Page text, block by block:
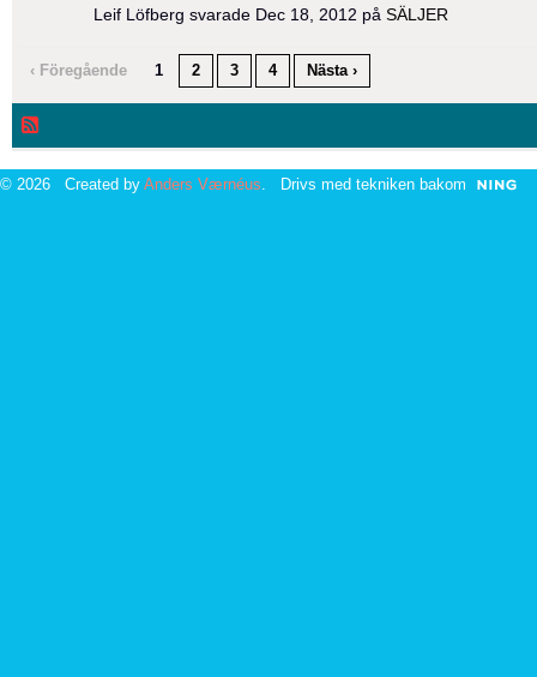
Leif Löfberg svarade Dec 18, 2012 på SÄLJER
‹ Föregående 1 2 3 4 Nästa ›
© 2026 Created by Anders Værnéus . Drivs med tekniken bakom